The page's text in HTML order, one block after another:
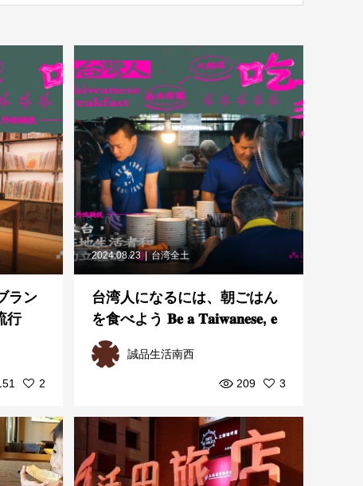
ラン
行
、朝
2
2024.08.23 台湾全土
台湾人になるには、朝ごはん
を食べよう 𝐁𝐞 𝐚 𝐓𝐚𝐢𝐰𝐚𝐧𝐞𝐬𝐞, 𝐞
𝐚𝐭 𝐛𝐫𝐞𝐚𝐤𝐟𝐚𝐬𝐭
誠品生活南西
209 3